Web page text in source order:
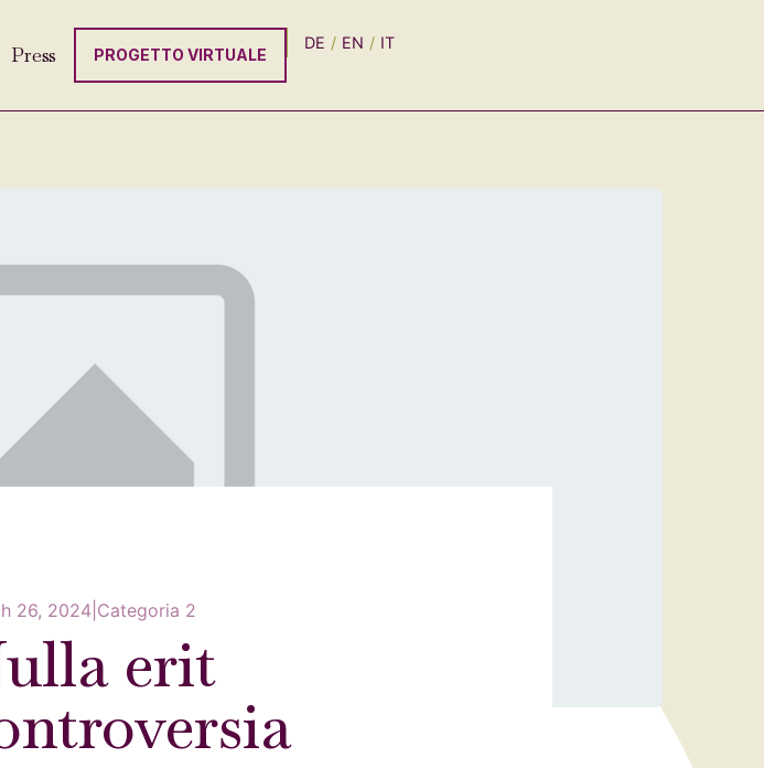
Press PROGETTO VIRTUALE
DE EN IT
26, 2024 Categoria 2
erit